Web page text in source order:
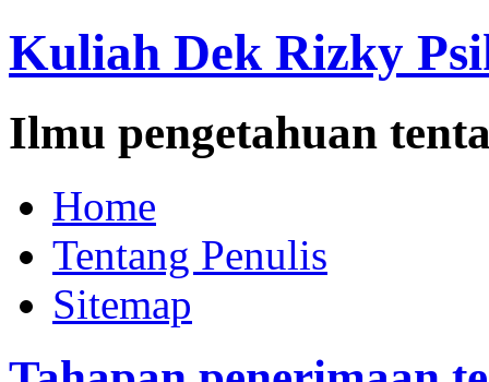
Kuliah Dek Rizky
Ilmu pengetahuan
Home
Tentang Penulis
Sitemap